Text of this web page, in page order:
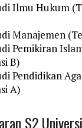
Ilmu Hukum
Manajemen
Pemikiran
B)
Pendidikan
A)
S2